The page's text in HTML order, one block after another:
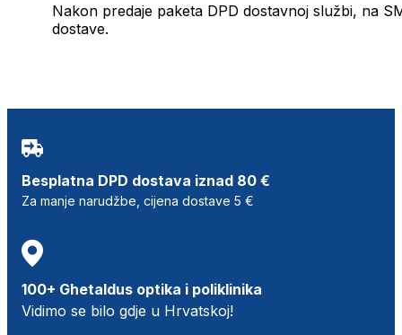
Nakon predaje paketa DPD dostavnoj službi, na
dostave.
Besplatna DPD dostava iznad 80 €
Za manje narudžbe, cijena dostave 5 €
100+ Ghetaldus optika i poliklinika
Vidimo se bilo gdje u Hrvatskoj!